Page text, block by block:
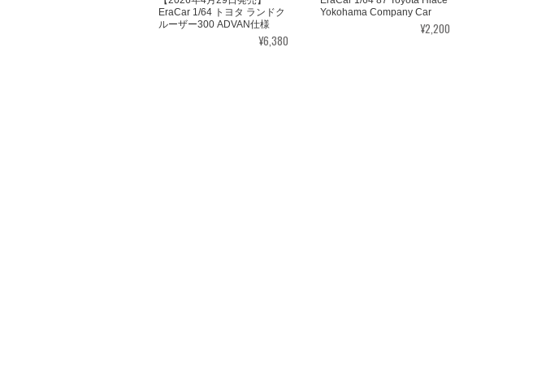
EraCar 1/64 トヨタ ランドク
ルーザー300 ADVAN仕様
¥6,380
Yokohama Company Car
¥2,200